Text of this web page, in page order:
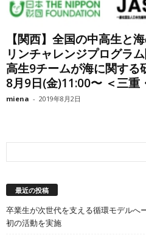
【関西】全国の中高生と
リンチャレンジプログラ
高生9チームが海に関する
8月9日(金)11:00〜 ＜三重
miena - 2019年8月2日
最近の投稿
卒業生が次世代を支える循環モデルへ
初の活動を実施